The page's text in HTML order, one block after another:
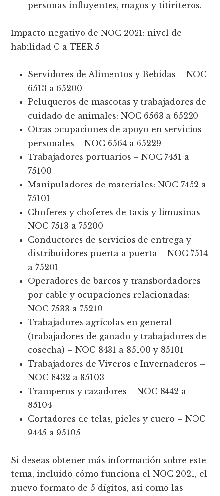
personas influyentes, magos y titiriteros.
Impacto negativo de NOC 2021: nivel de
habilidad C a TEER 5
Servidores de Alimentos y Bebidas – NOC
6513 a 65200
Peluqueros de mascotas y trabajadores de
cuidado de animales: NOC 6563 a 65220
Otras ocupaciones de apoyo en servicios
personales – NOC 6564 a 65229
Trabajadores portuarios – NOC 7451 a
75100
Manipuladores de materiales: NOC 7452 a
75101
Choferes y choferes de taxis y limusinas –
NOC 7513 a 75200
Conductores de servicios de entrega y
distribuidores puerta a puerta – NOC 7514
a 75201
Operadores de barcos y transbordadores
por cable y ocupaciones relacionadas:
NOC 7533 a 75210
Trabajadores agrícolas en general
(trabajadores de ganado y trabajadores de
cosecha) – NOC 8431 a 85100 y 85101
Trabajadores de Viveros e Invernaderos –
NOC 8432 a 85103
Tramperos y cazadores – NOC 8442 a
85104
Cortadores de telas, pieles y cuero – NOC
9445 a 95105
Si deseas obtener más información sobre este
tema, incluido cómo funciona el NOC 2021, el
nuevo formato de 5 dígitos, así como las